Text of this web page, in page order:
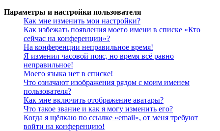
Параметры и настройки пользователя
Как мне изменить мои настройки?
Как избежать появления моего имени в списке «Кто
сейчас на конференции»?
На конференции неправильное время!
Я изменил часовой пояс, но время всё равно
неправильное!
Моего языка нет в списке!
Что означают изображения рядом с моим именем
пользователя?
Как мне включить отображение аватары?
Что такое звание и как я могу изменить его?
Когда я щёлкаю по ссылке «email», от меня требуют
войти на конференцию!